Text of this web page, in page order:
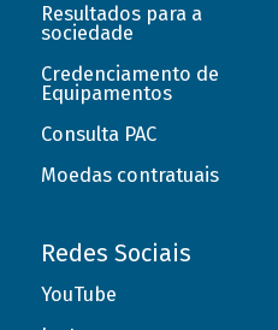
Resultados para a
sociedade
Credenciamento de
Equipamentos
Consulta PAC
Moedas contratuais
Redes Sociais
YouTube